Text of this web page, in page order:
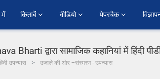
में किताबें वीडियो पेपरबैक
द्वारा सामाजिक कहानियां में हिंदी
उपन्यास उजाले की ओर –संस्मरण - उपन्यास